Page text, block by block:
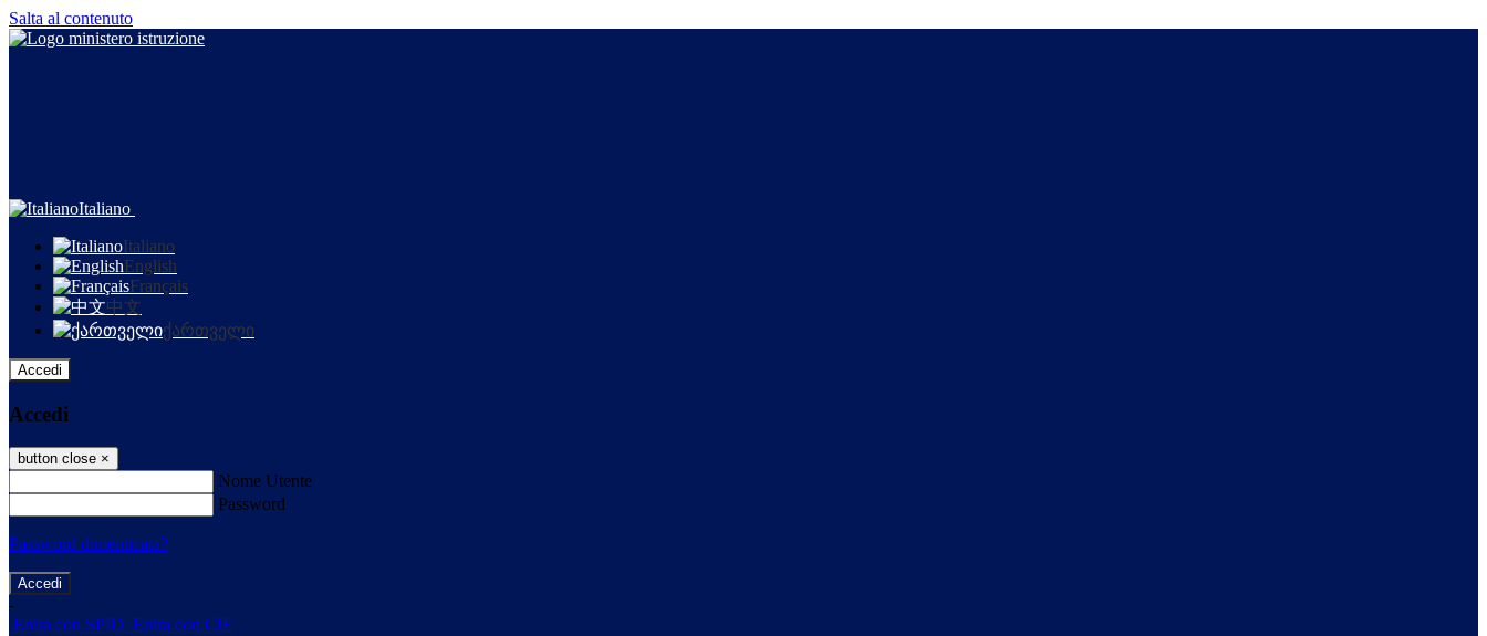
Salta al contenuto
Italiano
Italiano
English
Français
中文
ქართველი
Accedi
Accedi
button close ×
Nome Utente
Password
Password dimenticata?
-
Entra con SPID Entra con CIE